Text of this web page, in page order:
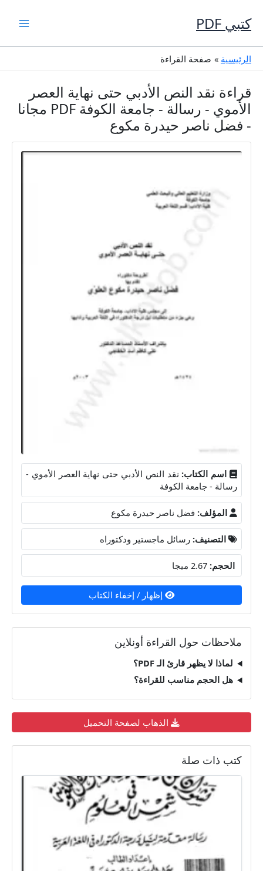
إلى
المحتوى
كتبي PDF
الرئيسية صفحة القراءة
قراءة نقد النص الأدبي حتى نهاية العصر
الأموي - رسالة - جامعة الكوفة PDF مجانا
- فضل ناصر حيدرة مكوع
اسم الكتاب: نقد النص الأدبي حتى نهاية العصر الأموي -
رسالة - جامعة الكوفة
المؤلف: فضل ناصر حيدرة مكوع
التصنيف: رسائل ماجستير ودكتوراه
الحجم:
إظهار / إخفاء الكتاب
ملاحظات حول القراءة أونلاين
لماذا لا يظهر قارئ الـ PDF؟
هل الحجم مناسب للقراءة؟
الذهاب لصفحة التحميل
كتب ذات صلة